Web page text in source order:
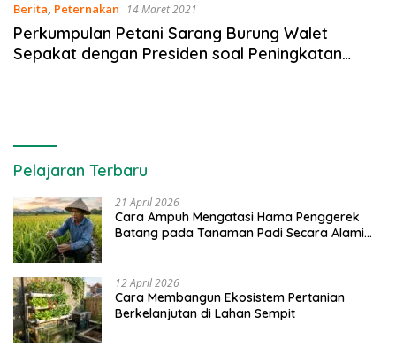
Berita, Peternakan 14 Maret 2021
Perkumpulan Petani Sarang Burung Walet
Sepakat dengan Presiden soal Peningkatan
Pelajaran Terbaru
21 April 2026
Cara Ampuh Mengatasi Hama Penggerek
Batang pada Tanaman Padi Secara Alami
12 April 2026
Cara Membangun Ekosistem Pertanian
Berkelanjutan di Lahan Sempit